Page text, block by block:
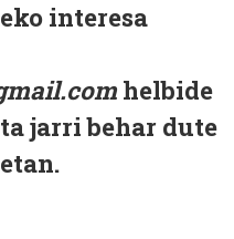
interesa
helbide
jarri behar dute